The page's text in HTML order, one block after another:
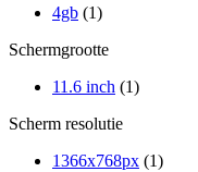
4gb (1)
Schermgrootte
11.6 inch (1)
Scherm resolutie
1366x768px (1)